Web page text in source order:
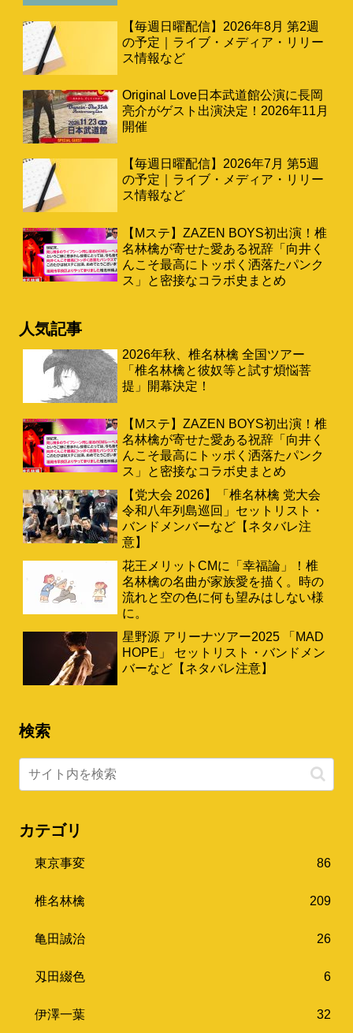
【毎週日曜配信】2026年8月 第2週
の予定｜ライブ・メディア・リリー
ス情報など
Original Love日本武道館公演に長岡
亮介がゲスト出演決定！2026年11月
開催
【毎週日曜配信】2026年7月 第5週
の予定｜ライブ・メディア・リリー
ス情報など
【Mステ】ZAZEN BOYS初出演！椎
名林檎が寄せた愛ある祝辞「向井く
んこそ最高にトッポく洒落たパンク
ス」と密接なコラボ史まとめ
人気記事
2026年秋、椎名林檎 全国ツアー
「椎名林檎と彼奴等と試す煩悩菩
提」開幕決定！
【Mステ】ZAZEN BOYS初出演！椎
名林檎が寄せた愛ある祝辞「向井く
んこそ最高にトッポく洒落たパンク
ス」と密接なコラボ史まとめ
【党大会 2026】「椎名林檎 党大会
令和八年列島巡回」セットリスト・
バンドメンバーなど【ネタバレ注
意】
花王メリットCMに「幸福論」！椎
名林檎の名曲が家族愛を描く。時の
流れと空の色に何も望みはしない様
に。
星野源 アリーナツアー2025 「MAD
HOPE」 セットリスト・バンドメン
バーなど【ネタバレ注意】
検索
カテゴリ
東京事変 86
椎名林檎 209
亀田誠治 26
刄田綴色 6
伊澤一葉 32